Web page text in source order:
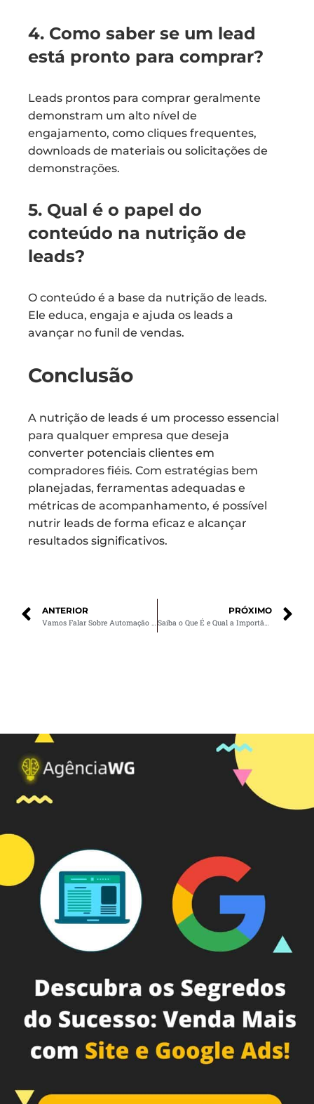
4. Como saber se um lead
está pronto para comprar?
Leads prontos para comprar geralmente
demonstram um alto nível de
engajamento, como cliques frequentes,
downloads de materiais ou solicitações de
demonstrações.
5. Qual é o papel do
conteúdo na nutrição de
leads?
O conteúdo é a base da nutrição de leads.
Ele educa, engaja e ajuda os leads a
avançar no funil de vendas.
Conclusão
A nutrição de leads é um processo essencial
para qualquer empresa que deseja
converter potenciais clientes em
compradores fiéis. Com estratégias bem
planejadas, ferramentas adequadas e
métricas de acompanhamento, é possível
nutrir leads de forma eficaz e alcançar
resultados significativos.
ANTERIOR PRÓXIMO